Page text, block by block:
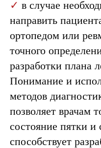
✓ в случае
направить
ортопедом или
точного
разработки плана
Понимание и
методов
позволяет врачам
состояние пятки и
способствует